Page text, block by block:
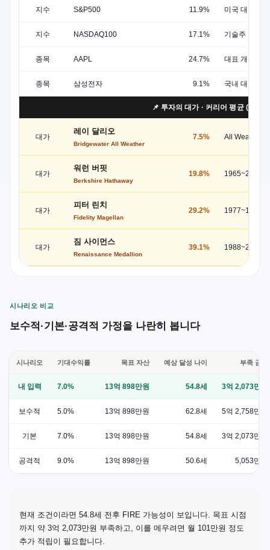
지수 S&P500 11.9% 미국 대표 대
지수 NASDAQ100 17.1% 기술주 비중
종목 AAPL 24.7% 대표 개별 성
종목 삼성전자 9.1% 국내 대표 대
📌 투자의 대가 · 커리어 평균 (참고
대가
레이 달리오
Bridgewater All Weather
7.5% All Weather
대가
워런 버핏
Berkshire Hathaway
19.8% 1965~2023
대가
피터 린치
Fidelity Magellan
29.2% 1977~1990
대가
짐 사이먼스
Renaissance Medallion
39.1% 1988~2018
시나리오 비교
보수적·기본·공격적 가정을 나란히 봅니다
시나리오 기대수익률 목표 자산 예상 달성 나이 부족 금액
내 입력 7.0% 13억 898만원 54.8세 3억 2,073만원
보수적 5.0% 13억 898만원 62.8세 5억 2,758만원
기본 7.0% 13억 898만원 54.8세 3억 2,073만원
공격적 9.0% 13억 898만원 50.6세 5,053만원
현재 조건이라면 54.8세 전후 FIRE 가능성이 보입니다. 목표 시점
까지 약 3억 2,073만원 부족하고, 이를 메우려면 월 101만원 정도
추가 적립이 필요합니다.